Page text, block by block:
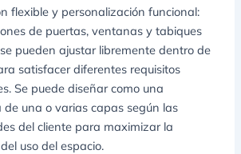
flexible y personalización funcional:
de puertas, ventanas y tabiques
pueden ajustar libremente dentro de
satisfacer diferentes requisitos
Se puede diseñar como una
de una o varias capas según las
del cliente para maximizar la
uso del espacio.